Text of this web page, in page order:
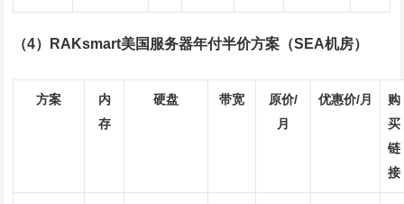
（4）RAKsmart美国服务器年付半价方案（SEA机房）
方案
内
存
硬盘 带宽
原价/
月
优惠价/月
购
买
链
接